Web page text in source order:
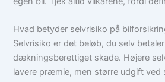
Hvad betyder selvrisiko på
Selvrisiko er det beløb, du selv
dækningsberettiget skade. Højere
lavere præmie, men større udgift ved